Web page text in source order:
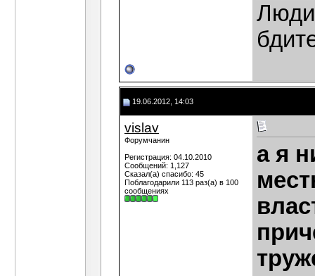
19.06.2012, 14:03
vislav
Форумчанин
Регистрация: 04.10.2010
Сообщений: 1,127
Сказал(а) спасибо: 45
Поблагодарили 113 раз(а) в 100
сообщениях
а я